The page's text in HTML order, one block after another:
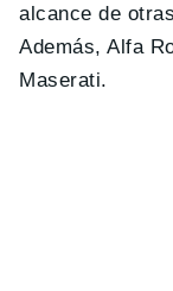
alcance de
Además, Alfa
Maserati.